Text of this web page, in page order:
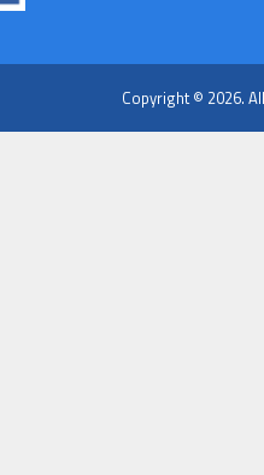
Copyright © 2026.